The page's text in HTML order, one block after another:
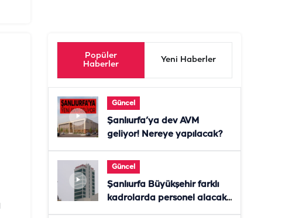
Popüler
Haberler
Yeni Haberler
Güncel
Şanlıurfa’ya dev AVM
geliyor! Nereye yapılacak?
Güncel
Şanlıurfa Büyükşehir farklı
kadrolarda personel alacak!